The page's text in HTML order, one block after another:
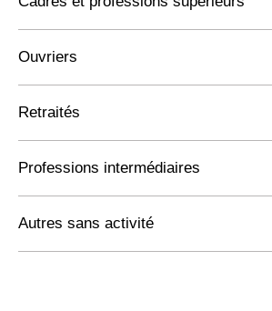
Ouvriers
Retraités
Professions intermédiaires
Autres sans activité